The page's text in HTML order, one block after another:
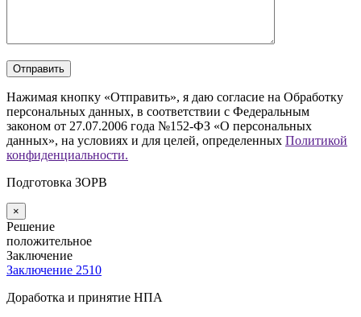
Нажимая кнопку «Отправить», я даю согласие на Обработку
персональных данных, в соответствии с Федеральным
законом от 27.07.2006 года №152-ФЗ «О персональных
данных», на условиях и для целей, определенных Политикой
конфиденциальности.
Подготовка ЗОРВ
×
Решение
положительное
Заключение
Заключение 2510
Доработка и принятие НПА